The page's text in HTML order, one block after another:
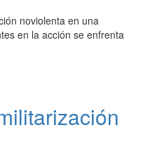
noviolenta en una
en la acción se enfrenta